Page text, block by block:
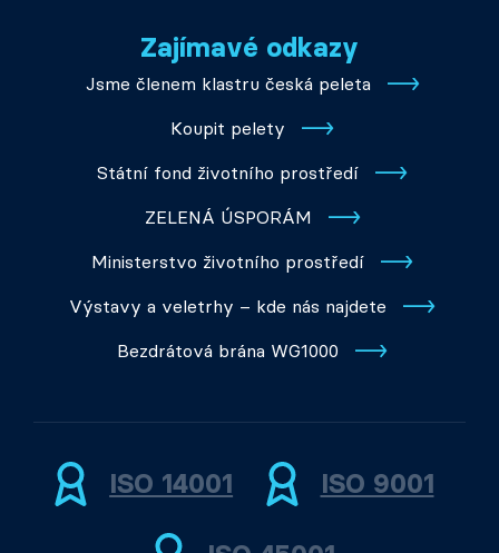
Zajímavé odkazy
Jsme členem klastru česká peleta
Koupit pelety
Státní fond životního prostředí
ZELENÁ ÚSPORÁM
Ministerstvo životního prostředí
Výstavy a veletrhy – kde nás najdete
Bezdrátová brána WG1000
ISO 14001 ISO 9001